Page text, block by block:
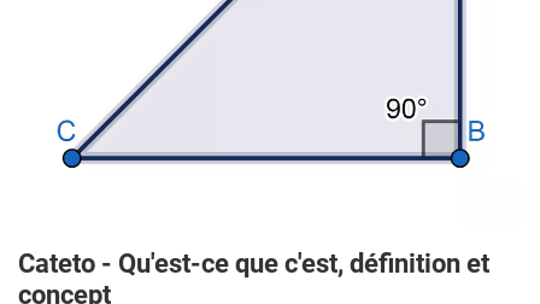
Cateto - Qu'est-ce que c'est, définition et
concept